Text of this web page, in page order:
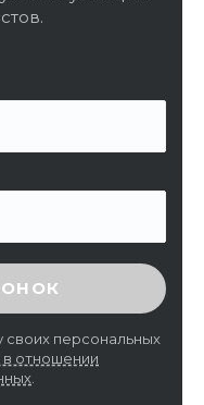
своих персональных
в отношении